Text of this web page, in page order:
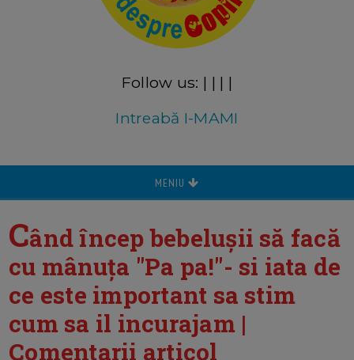
Follow us: | | | |
Intreabă I-MAMI
MENIU
Când încep bebelușii să facă
cu mânuța "Pa pa!"- si iata de
ce este important sa stim
cum sa il incurajam |
Comentarii articol